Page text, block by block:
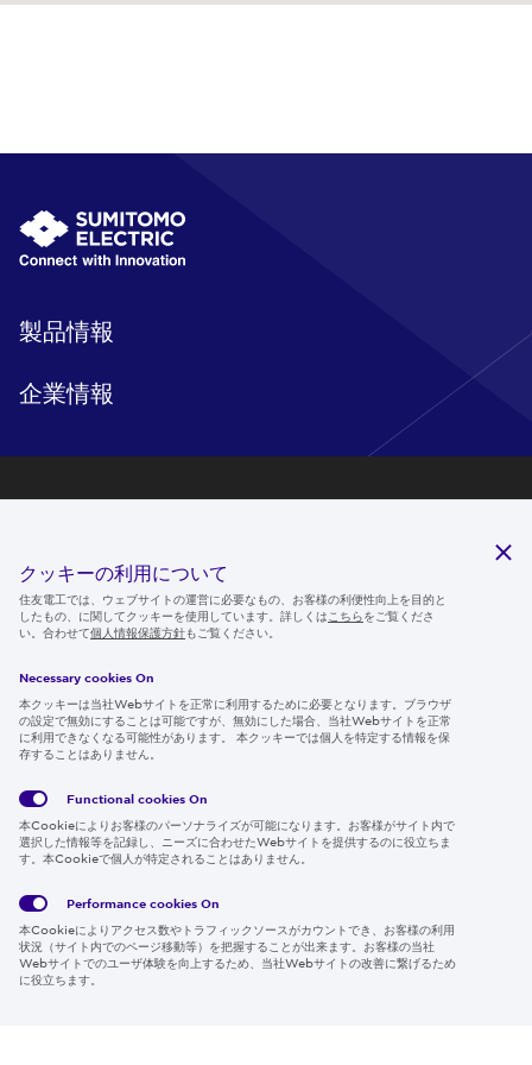
製品情報
企業情報
ニュースルーム
IR情報
採用情報
Global
Policy
サイト
約
Region & Language:
Japan | JP
クッキーの利用について
住友電工では、ウェブサイトの運営に必要なもの、お客様の利便性向上を目的と
したもの、に関してクッキーを使用しています。詳しくは こちらをご覧くださ
い。合わせて個人情報保護方針もご覧ください。
Necessary cookies On
本クッキーは当社Webサイトを正常に利用するために必要となります。ブラウザ
の設定で無効にすることは可能ですが、無効にした場合、当社Webサイトを正常
に利用できなくなる可能性があります。 本クッキーでは個人を特定する情報を保
存することはありません。
Functional cookies On
本Cookieによりお客様のパーソナライズが可能になります。お客様がサイト内で
選択した情報等を記録し、ニーズに合わせたWebサイトを提供するのに役立ちま
す。本Cookieで個人が特定されることはありません。
Performance cookies On
本Cookieによりアクセス数やトラフィックソースがカウントでき、お客様の利用
状況（サイト内でのページ移動等）を把握することが出来ます。お客様の当社
Webサイトでのユーザ体験を向上するため、当社Webサイトの改善に繋げるため
に役立ちます。